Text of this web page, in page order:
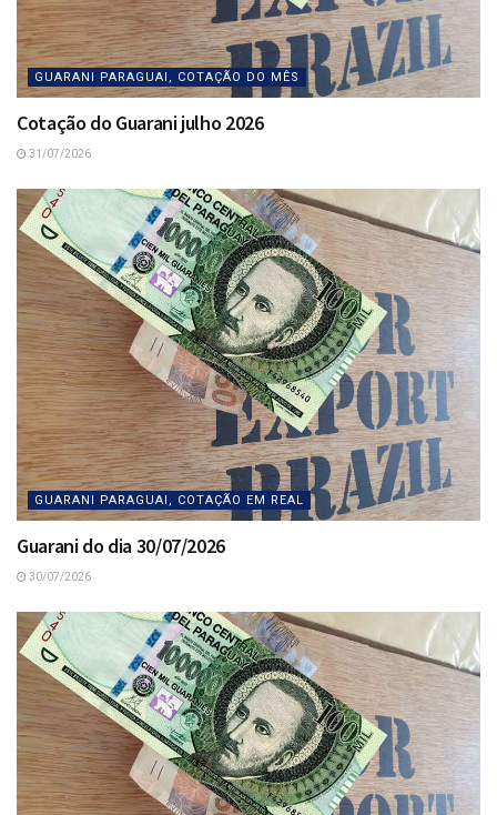
GUARANI PARAGUAI, COTAÇÃO DO MÊS
Cotação do Guarani julho 2026
31/07/2026
GUARANI PARAGUAI, COTAÇÃO EM REAL
Guarani do dia 30/07/2026
30/07/2026